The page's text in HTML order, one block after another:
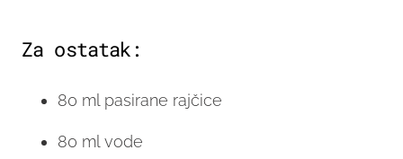
Za ostatak:
80 ml pasirane rajčice
80 ml vode